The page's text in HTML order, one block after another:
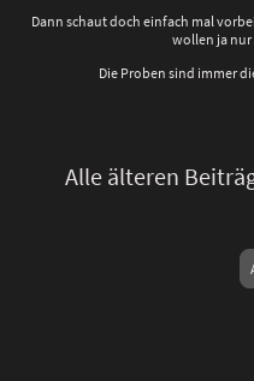
Dann schaut doch einfach mal
wollen ja nur
Die Proben sind immer
Alle älteren